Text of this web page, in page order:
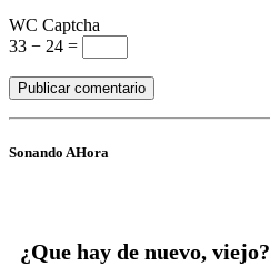
WC Captcha
33 − 24 =
Sonando AHora
¿Que hay de nuevo, viejo?